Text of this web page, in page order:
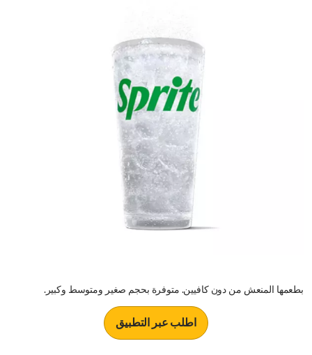
بطعمها المنعش من دون كافيين. متوفرة بحجم صغير ومتوسط وكبير.
اطلب عبر التطبيق